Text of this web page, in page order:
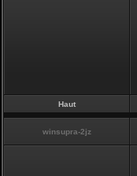
Haut
winsupra-2jz